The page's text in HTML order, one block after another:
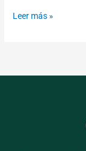
Leer más »